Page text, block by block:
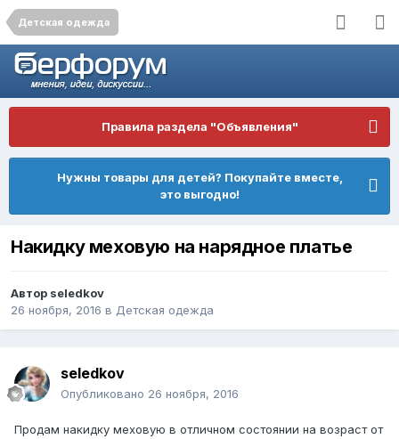
Детская одежда
Правила раздела "Объявления"
Нужны товары для детей? Покупайте вместе,
это выгодно!
Накидку меховую на нарядное платье
Автор seledkov
26 ноября, 2016 в Детская одежда
seledkov
Опубликовано 26 ноября, 2016
Продам накидку меховую в отличном состоянии на возраст от